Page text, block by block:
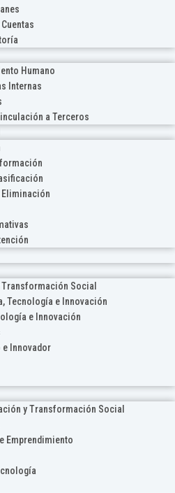
Humano
Internas
a Terceros
Eliminación
Social
Tecnología e Innovación
e Innovación
e Innovador
y Transformación Social
Emprendimiento